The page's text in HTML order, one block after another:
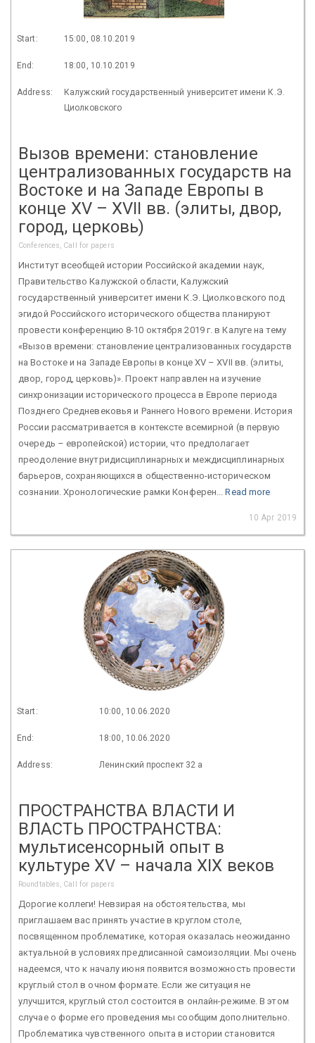
Start: 15:00, 08.10.2019
End: 18:00, 10.10.2019
Address:
Калужский государственный университет имени К.Э.
Циолковского
Вызов времени: становление
централизованных государств на
Востоке и на Западе Европы в
конце XV – XVII вв. (элиты, двор,
город, церковь)
Conferences, Call for papers
Институт всеобщей истории Российской академии наук,
Правительство Калужской области, Калужский
государственный университет имени К.Э. Циолковского под
эгидой Российского исторического общества планируют
провести конференцию 8-10 октября 2019 г. в Калуге на тему
«Вызов времени: становление централизованных государств
на Востоке и на Западе Европы в конце XV – XVII вв. (элиты,
двор, город, церковь)». Проект направлен на изучение
синхронизации исторического процесса в Европе периода
Позднего Средневековья и Раннего Нового времени. История
России рассматривается в контексте всемирной (в первую
очередь – европейской) истории, что предполагает
преодоление внутридисциплинарных и междисциплинарных
барьеров, сохраняющихся в общественно-историческом
сознании. Хронологические рамки Конферен...Read more
10 Apr 2019
Start: 10:00, 10.06.2020
End: 18:00, 10.06.2020
Address: Ленинский проспект 32 а
ПРОСТРАНСТВА ВЛАСТИ И
ВЛАСТЬ ПРОСТРАНСТВА:
мультисенсорный опыт в
культуре XV – начала XIX веков
Roundtables, Call for papers
Дорогие коллеги! Невзирая на обстоятельства, мы
приглашаем вас принять участие в круглом столе,
посвященном проблематике, которая оказалась неожиданно
актуальной в условиях предписанной самоизоляции. Мы очень
надеемся, что к началу июня появится возможность провести
круглый стол в очном формате. Если же ситуация не
улучшится, круглый стол состоится в онлайн-режиме. В этом
случае о форме его проведения мы сообщим дополнительно.
Проблематика чувственного опыта в истории становится